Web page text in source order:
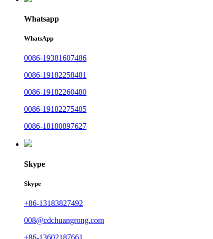
Whatsapp
WhatsApp
0086-19381607486
0086-19182258481
0086-19182260480
0086-19182275485
0086-18180897627
Skype
Skype
+86-13183827492
008@cdchuangrong.com
+86-13602187661